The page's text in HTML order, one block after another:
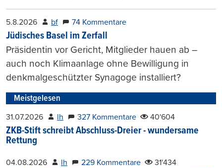
5.8.2026 bf 74 Kommentare
Jüdisches Basel im Zerfall
Präsidentin vor Gericht, Mitglieder hauen ab –
auch noch Klimaanlage ohne Bewilligung in
denkmalgeschützter Synagoge installiert?
Meistgelesen
31.07.2026 lh 327 Kommentare 40'604
ZKB-Stift schreibt Abschluss-Dreier - wundersame
Rettung
04.08.2026 lh 229 Kommentare 31'434